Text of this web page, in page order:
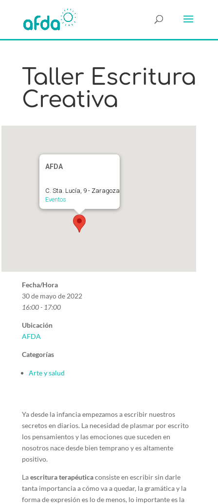
Taller Escritura
Creativa
AFDA
C. Sta. Lucía, 9 - Zaragoza
Eventos
Fecha/Hora
30 de mayo de 2022
16:00 - 17:00
Ubicación
AFDA
Categorías
Arte y salud
Ya desde la infancia empezamos a escribir nuestros
secretos en diarios. La necesidad de plasmar por escrito
los pensamientos y las emociones que suceden en
nosotros nace desde bien temprano y es altamente
positivo.
Laescritura terapéuticaconsiste en escribir sin darle
tanta importancia a cómo va a quedar, la gramática y la
forma de expresión es lo de menos, lo importante es la